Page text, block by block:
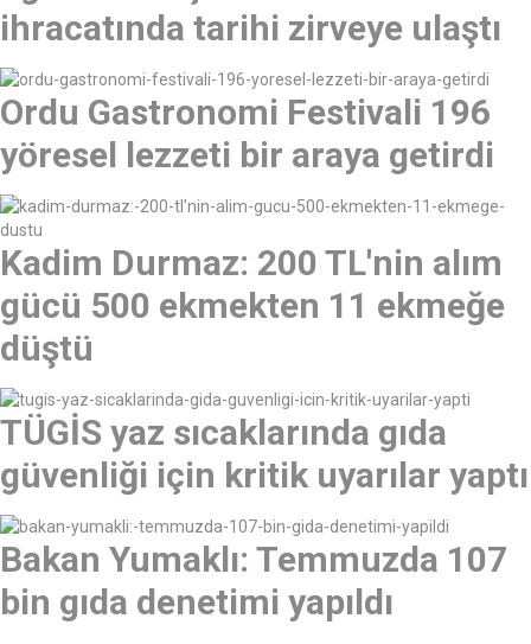
ihracatında tarihi zirveye ulaştı
Ordu Gastronomi Festivali 196
yöresel lezzeti bir araya getirdi
Kadim Durmaz: 200 TL'nin alım
gücü 500 ekmekten 11 ekmeğe
düştü
TÜGİS yaz sıcaklarında gıda
güvenliği için kritik uyarılar yaptı
Bakan Yumaklı: Temmuzda 107
bin gıda denetimi yapıldı